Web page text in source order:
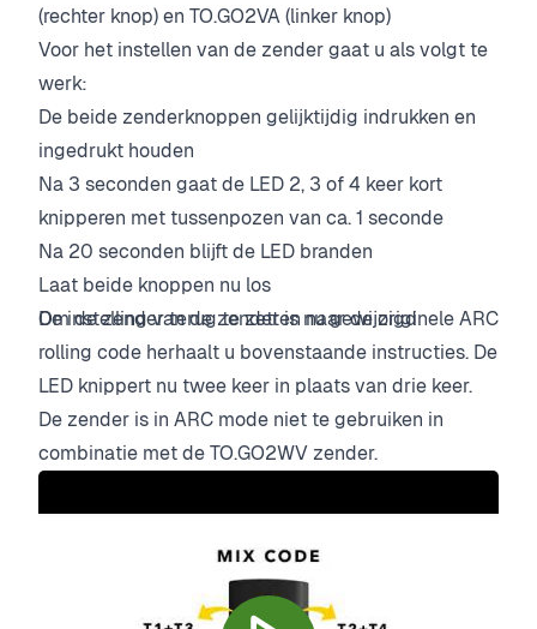
(rechter knop) en TO.GO2VA (linker knop)
Voor het instellen van de zender gaat u als volgt te
werk:
De beide zenderknoppen gelijktijdig indrukken en
ingedrukt houden
Na 3 seconden gaat de LED 2, 3 of 4 keer kort
knipperen met tussenpozen van ca. 1 seconde
Na 20 seconden blijft de LED branden
Laat beide knoppen nu los
De instelling van de zender is nu gewijzigd
Om de zender terug te zetten naar de originele ARC
rolling code herhaalt u bovenstaande instructies. De
LED knippert nu twee keer in plaats van drie keer.
De zender is in ARC mode niet te gebruiken in
combinatie met de TO.GO2WV zender.